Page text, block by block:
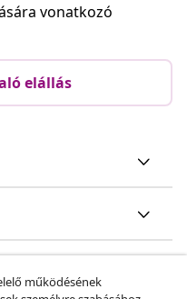
vonatkozó
elállás
működésének